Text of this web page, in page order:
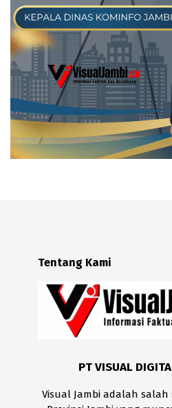
Tentang Kami
PT VISUAL
Visual Jambi adalah